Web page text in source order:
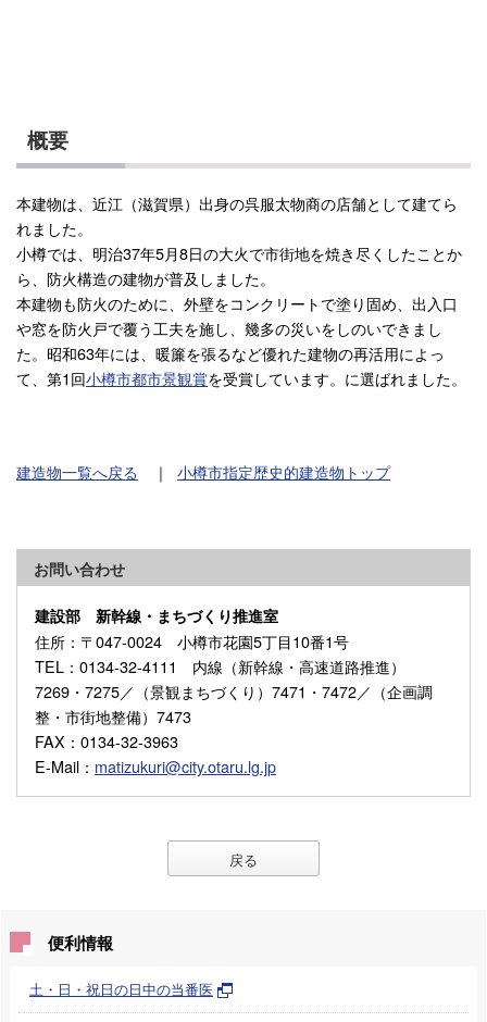
概要
本建物は、近江（滋賀県）出身の呉服太物商の店舗として建てら
れました。
小樽では、明治37年5月8日の大火で市街地を焼き尽くしたことか
ら、防火構造の建物が普及しました。
本建物も防火のために、外壁をコンクリートで塗り固め、出入口
や窓を防火戸で覆う工夫を施し、幾多の災いをしのいできまし
た。昭和63年には、暖簾を張るなど優れた建物の再活用によっ
て、第1回小樽市都市景観賞を受賞しています。に選ばれました。
建造物一覧へ戻る ｜ 小樽市指定歴史的建造物トップ
お問い合わせ
建設部 新幹線・まちづくり推進室
住所 ：〒047-0024 小樽市花園5丁目10番1号
TEL ：0134-32-4111 内線（新幹線・高速道路推進）
7269・7275／（景観まちづくり）7471・7472／（企画調
整・市街地整備）7473
FAX ：0134-32-3963
E-Mail ： matizukuri@city.otaru.lg.jp
戻る
便利情報
土・日・祝日の日中の当番医